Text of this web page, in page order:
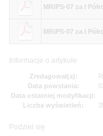
MRiPS-07 za I
MRiPS-07 za I
Informacje o artykule
Zredagował(a):
Data powstania:
Data ostatniej modyfikacji:
Liczba wyświetleń:
Podziel się